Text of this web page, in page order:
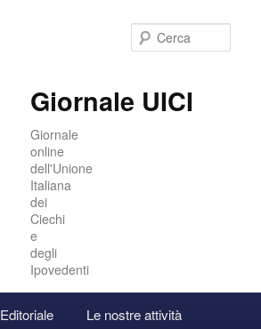
Giornale UICI
Giornale
online
dell'Unione
Italiana
dei
Ciechi
e
degli
Ipovedenti
Editoriale Le nostre attività